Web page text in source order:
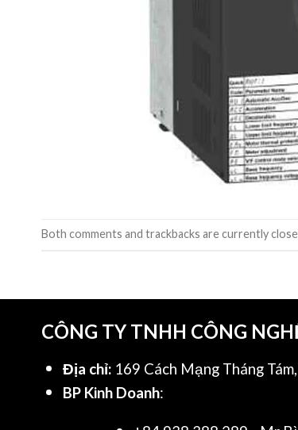
Both comments and trackbacks are currently
CÔNG TY TNHH CÔNG
Địa chỉ: 169 Cách Mạng Tháng
BP Kinh Doanh: